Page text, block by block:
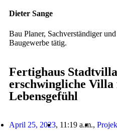
Dieter Sange
Bau Planer, Sachverständiger
Baugewerbe tätig.
Fertighaus
erschwingliche Villa
Lebensgefühl
April 25, 2023, 11:19 a.m.,